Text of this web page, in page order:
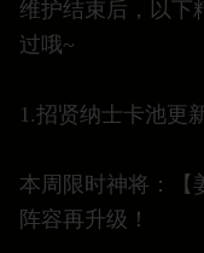
维护结束后，以下
过哦~
1.招贤纳士卡池更
本周限时神将：【
阵容再升级！